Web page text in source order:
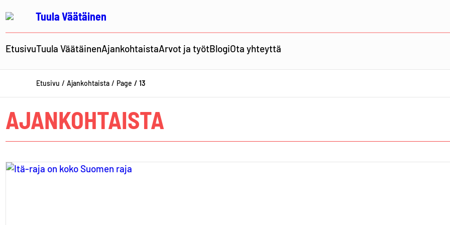
sisältöön Tuula Väätäinen
EtusivuTuula VäätäinenAjankohtaistaArvot ja työtBlogiOta yhteyttä
Etusivu Ajankohtaista Page 13
AJANKOHTAISTA